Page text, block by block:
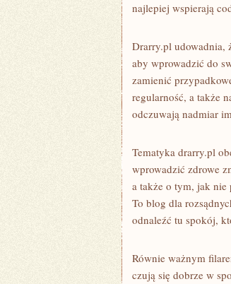
najlepiej wspierają
Drarry.pl udowadnia,
aby wprowadzić do
zamienić
regularność, a także
odczuwają nadmiar
Tematyka drarry.pl
wprowadzić zdrowe
a także o tym, jak nie
To blog dla
odnaleźć tu spokój,
Równie ważnym
czują się dobrze w